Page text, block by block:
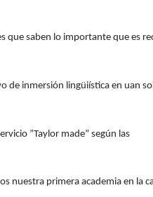
que saben lo importante que es
de inmersión lingüiística en uan
”Taylor made” según las
nuestra primera academia en la